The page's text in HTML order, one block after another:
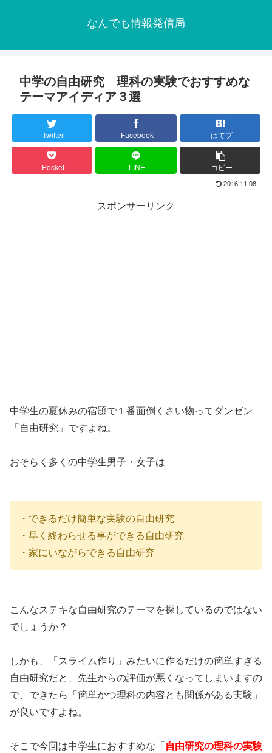
なんでも情報発信局
中学の自由研究 理科の実験でおすすめな
テーマアイディア３選
Twitter Facebook はてブ
Pocket LINE コピー
2016.11.08
スポンサーリンク
中学生の夏休みの宿題で１番面倒くさい物ってダンゼン
「自由研究」ですよね。
おそらく多くの中学生男子・女子は
・できるだけ簡単な実験の自由研究
・早く終わらせる事ができる自由研究
・家にいながらできる自由研究
こんなステキな自由研究のテーマを探しているのではない
でしょうか？
しかも、「スライム作り」みたいに作るだけの簡単すぎる
自由研究だと、先生からの評価が悪くなってしまいますの
で、できたら「簡単かつ理科の内容とも関係がある実験」
が良いですよね。
そこで今回は中学生におすすめな「自由研究の理科の実験